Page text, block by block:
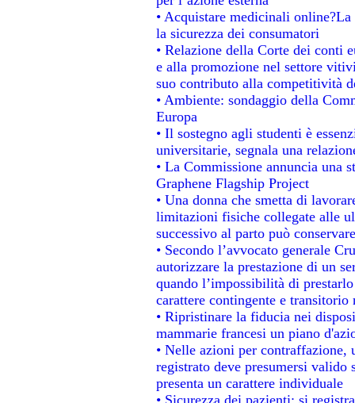
• Acquistare medicinali
la sicurezza dei consumatori
• Relazione della Corte dei conti
e alla promozione nel settore
suo contributo alla competitività
• Ambiente: sondaggio della
Europa
• Il sostegno agli studenti è
universitarie, segnala una
• La Commissione annuncia una
Graphene Flagship Project
• Una donna che smetta di
limitazioni fisiche collegate alle
successivo al parto può
• Secondo l’avvocato generale
autorizzare la prestazione di un
quando l’impossibilità di
carattere contingente e
• Ripristinare la fiducia nei
mammarie francesi un piano
• Nelle azioni per
registrato deve presumersi
presenta un carattere individuale
• Sicurezza dei pazienti: si